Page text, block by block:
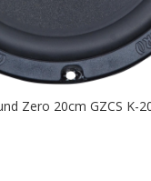
Zero 20cm GZCS K-